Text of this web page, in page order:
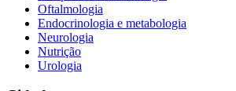
Oftalmologia
Endocrinologia e metabologia
Neurologia
Nutrição
Urologia